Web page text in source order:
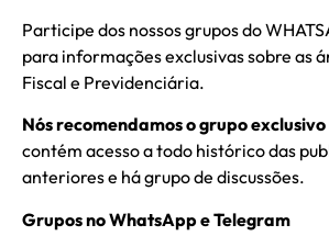
Participe dos nossos grupos do
para informações exclusivas sobre as
Fiscal e Previdenciária.
Nós recomendamos o grupo
contém acesso a todo histórico das
anteriores e há grupo de discussões.
Grupos no WhatsApp e Telegram